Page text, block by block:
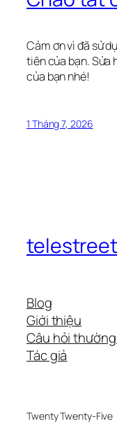
Cảm ơn vì đã sử
tiên của bạn. Sửa
của bạn nhé!
1 Tháng 7, 2026
Blog
Giới thiệu
Câu hỏi
Tác giả
Twenty Twenty-Five